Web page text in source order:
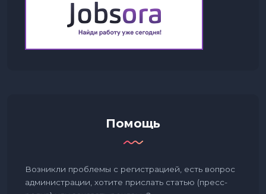
Помощь
Возникли проблемы с регистрацией, есть вопрос
администрации, хотите прислать статью (пресс-